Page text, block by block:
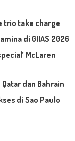
trio take charge
di GIIAS 2026
McLaren
dan Bahrain
di Sao Paulo